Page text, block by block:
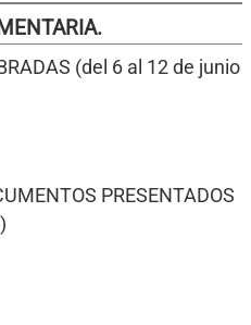
(del 6 al 12 de junio
PRESENTADOS